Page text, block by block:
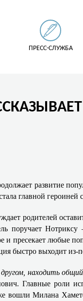
ПРЕСС-СЛУЖБА
развитие
главной героиней
родителей
поручает Нотриксу
и пресекает любые
быстро выходит
находить
Главные роли
вошли Милана